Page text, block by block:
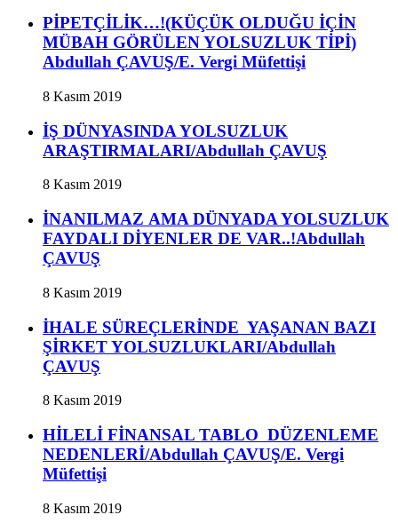
PİPETÇİLİK…!(KÜÇÜK OLDUĞU İÇİN
MÜBAH GÖRÜLEN YOLSUZLUK TİPİ)
Abdullah ÇAVUŞ/E. Vergi Müfettişi
8 Kasım 2019
İŞ DÜNYASINDA YOLSUZLUK
ARAŞTIRMALARI/Abdullah ÇAVUŞ
8 Kasım 2019
İNANILMAZ AMA DÜNYADA YOLSUZLUK
FAYDALI DİYENLER DE VAR..!Abdullah
ÇAVUŞ
8 Kasım 2019
İHALE SÜREÇLERİNDE YAŞANAN BAZI
ŞİRKET YOLSUZLUKLARI/Abdullah
ÇAVUŞ
8 Kasım 2019
HİLELİ FİNANSAL TABLO DÜZENLEME
NEDENLERİ/Abdullah ÇAVUŞ/E. Vergi
Müfettişi
8 Kasım 2019